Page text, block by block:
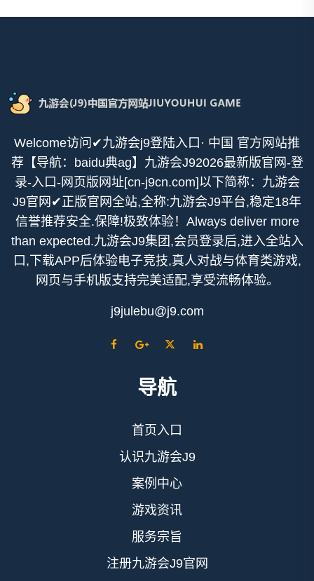
Welcome访问✔九游会j9登陆入口· 中国 官方网站推
荐【导航：baidu典ag】九游会J92026最新版官网-登
录-入口-网页版网址[cn-j9cn.com]以下简称：九游会
J9官网✔正版官网全站,全称:九游会J9平台,稳定18年
信誉推荐安全.保障!极致体验！Always deliver more
than expected.九游会J9集团,会员登录后,进入全站入
口,下载APP后体验电子竞技,真人对战与体育类游戏,
网页与手机版支持完美适配,享受流畅体验。
j9julebu@j9.com
导航
首页入口
认识九游会J9
案例中心
游戏资讯
服务宗旨
注册九游会J9官网